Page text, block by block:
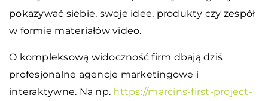
pokazywać siebie, swoje idee, produkty czy zespół
w formie materiałów video.
O kompleksową widoczność firm dbają dziś
profesjonalne agencje marketingowe i
interaktywne. Na np. https://marcins-first-project-